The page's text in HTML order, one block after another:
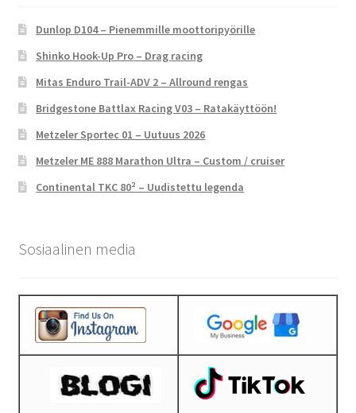
Dunlop D104 – Pienemmille moottoripyörille
Shinko Hook-Up Pro – Drag racing
Mitas Enduro Trail-ADV 2 – Allround rengas
Bridgestone Battlax Racing V03 – Ratakäyttöön!
Metzeler Sportec 01 – Uutuus 2026
Metzeler ME 888 Marathon Ultra – Custom / cruiser
Continental TKC 80² – Uudistettu legenda
Sosiaalinen media